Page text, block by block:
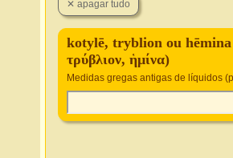
kotylē, tryblion ou hēmina
τρύβλιον, ἡμίνα)
Medidas gregas antigas de líquidos